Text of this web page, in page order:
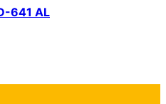
641 AL